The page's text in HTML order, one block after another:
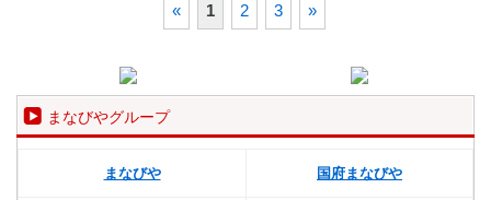
« 1 2 3 »
まなびやグループ
まなびや 国府まなびや